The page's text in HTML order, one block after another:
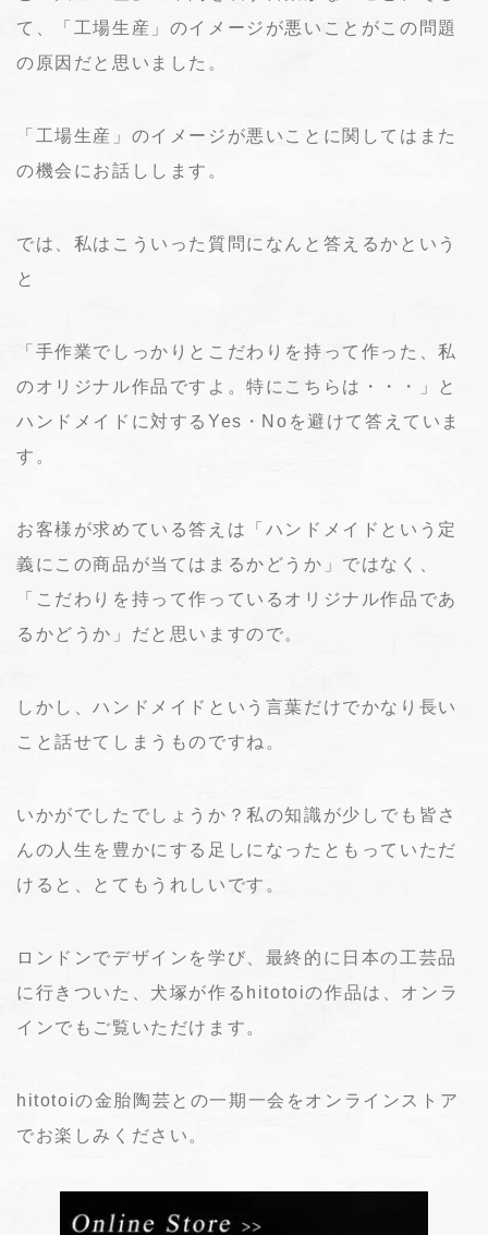
て、「工場生産」のイメージが悪いことがこの問題
の原因だと思いました。
「工場生産」のイメージが悪いことに関してはまた
の機会にお話しします。
では、私はこういった質問になんと答えるかという
と
「手作業でしっかりとこだわりを持って作った、私
のオリジナル作品ですよ。特にこちらは・・・」と
ハンドメイドに対するYes・Noを避けて答えていま
す。
お客様が求めている答えは「ハンドメイドという定
義にこの商品が当てはまるかどうか」ではなく、
「こだわりを持って作っているオリジナル作品であ
るかどうか」だと思いますので。
しかし、ハンドメイドという言葉だけでかなり長い
こと話せてしまうものですね。
いかがでしたでしょうか？私の知識が少しでも皆さ
んの人生を豊かにする足しになったともっていただ
けると、とてもうれしいです。
ロンドンでデザインを学び、最終的に日本の工芸品
に行きついた、犬塚が作るhitotoiの作品は、オンラ
インでもご覧いただけます。
hitotoiの金胎陶芸との一期一会をオンラインストア
でお楽しみください。